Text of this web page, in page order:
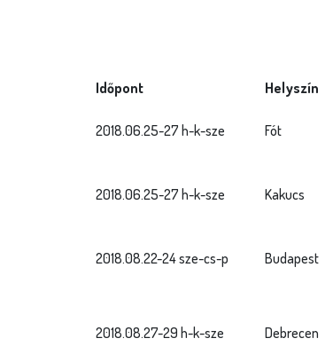
Időpont Helyszín
2018.06.25-27 h-k-sze Fót
2018.06.25-27 h-k-sze Kakucs
2018.08.22-24 sze-cs-p Budapest
2018.08.27-29 h-k-sze Debrecen